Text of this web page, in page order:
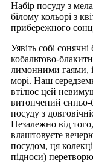
Набір посуду з
білому кольорі з
прибережного
Уявіть собі
кобальтово-
лимонними гаями, і
морі. Наш
втілює цей
витончений синьо-
посуду з
Незалежно від
влаштовуєте
посудом, ця
підноси)